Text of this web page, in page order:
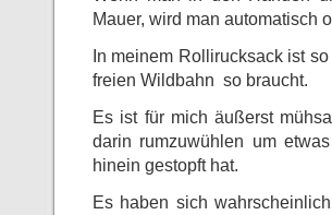
Mauer, wird man automatisch
In meinem Rollirucksack ist
freien Wildbahn so braucht.
Es ist für mich äußerst
darin rumzuwühlen um
hinein gestopft hat.
Es haben sich